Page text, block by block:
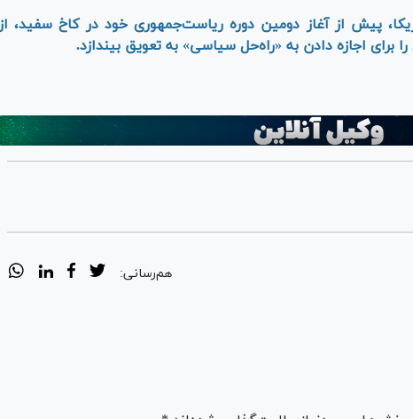
پیش از آغاز دومین دوره ریاست‌جمهوری خود در کاخ سفید، از
برای اجازه دادن به «راه‌حل سیاسی» به تعویق بیندازد.
هم‌رسانی: